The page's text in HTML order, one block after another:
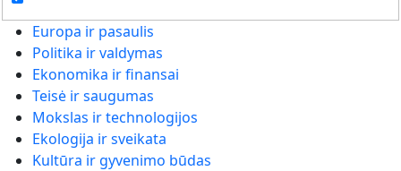
Europa ir pasaulis
Politika ir valdymas
Ekonomika ir finansai
Teisė ir saugumas
Mokslas ir technologijos
Ekologija ir sveikata
Kultūra ir gyvenimo būdas